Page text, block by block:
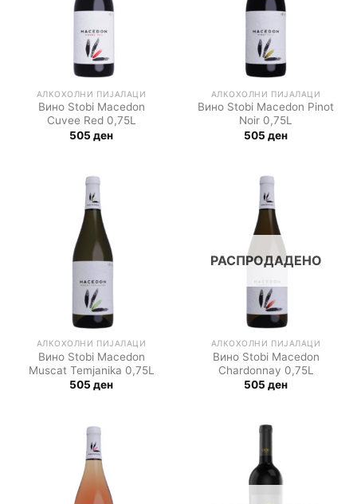
АЛКОХОЛНИ ПИЈАЛАЦИ
Вино Stobi Macedon
Cuvee Red 0,75L
505 ден
АЛКОХОЛНИ ПИЈАЛАЦИ
Вино Stobi Macedon Pinot
Noir 0,75L
505 ден
АЛКОХОЛНИ ПИЈАЛАЦИ
Вино Stobi Macedon
Muscat Temjanika 0,75L
505 ден
РАСПРОДАДЕНО
АЛКОХОЛНИ ПИЈАЛАЦИ
Вино Stobi Macedon
Chardonnay 0,75L
505 ден